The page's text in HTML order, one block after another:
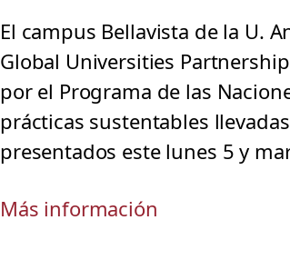
El campus Bellavista de la U.
Global Universities
por el Programa de las
prácticas sustentables
presentados este lunes 5 y
Más información